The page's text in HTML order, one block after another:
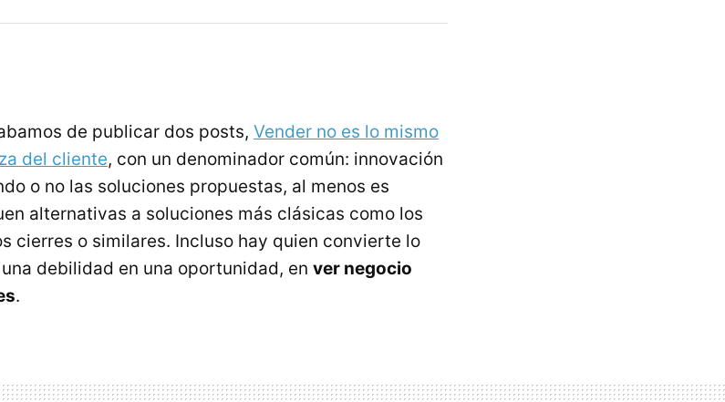
de publicar dos posts, Vender no es lo mismo
del cliente, con un denominador común: innovación
o no las soluciones propuestas, al menos es
alternativas a soluciones más clásicas como los
cierres o similares. Incluso hay quien convierte lo
debilidad en una oportunidad, en ver negocio
.